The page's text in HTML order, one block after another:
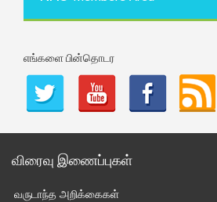
எங்களை பின்தொடர
விரைவு இணைப்புகள்
வருடாந்த அறிக்கைகள்